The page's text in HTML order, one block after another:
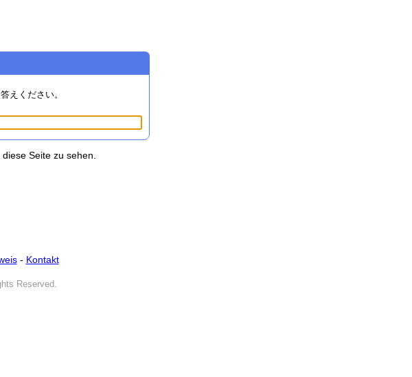
えください。
Seite zu sehen.
- Kontakt
Reserved.